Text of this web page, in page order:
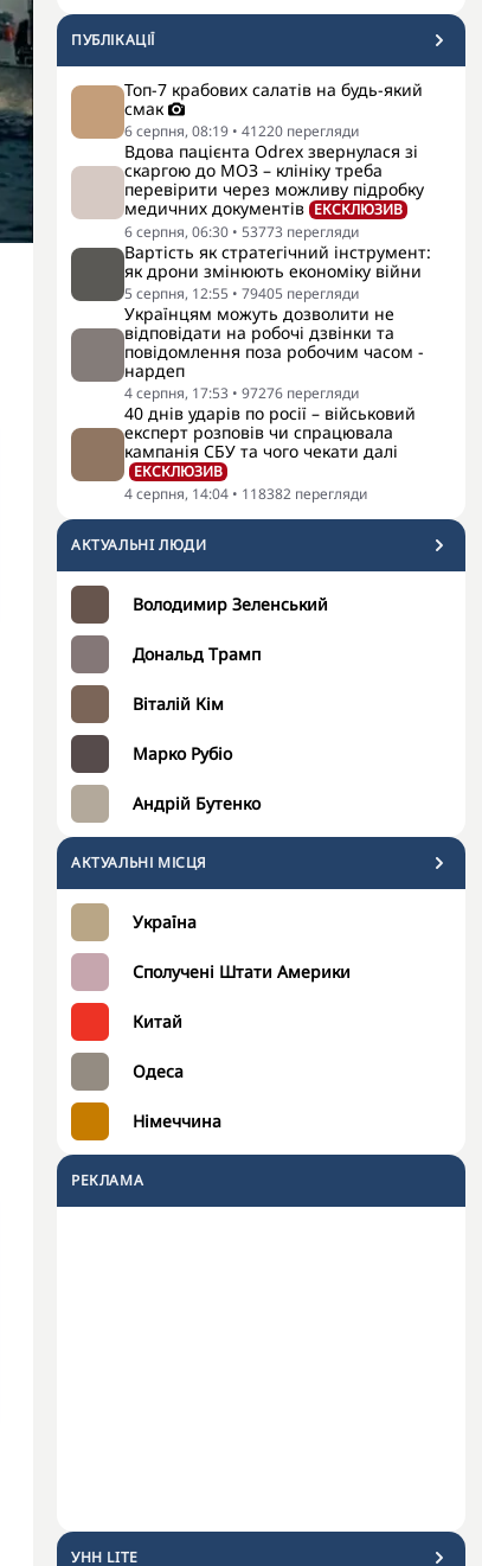
ПУБЛІКАЦІЇ
Топ-7 крабових салатів на будь-який
смак
6 серпня, 08:19 • 41220 перегляди
Вдова пацієнта Odrex звернулася зі
скаргою до МОЗ – клініку треба
перевірити через можливу підробку
медичних документів ЕКСКЛЮЗИВ
6 серпня, 06:30 • 53773 перегляди
Вартість як стратегічний інструмент:
як дрони змінюють економіку війни
5 серпня, 12:55 • 79405 перегляди
Українцям можуть дозволити не
відповідати на робочі дзвінки та
повідомлення поза робочим часом -
нардеп
4 серпня, 17:53 • 97276 перегляди
40 днів ударів по росії – військовий
експерт розповів чи спрацювала
кампанія СБУ та чого чекати далі
ЕКСКЛЮЗИВ
4 серпня, 14:04 • 118382 перегляди
АКТУАЛЬНI ЛЮДИ
Володимир Зеленський
Дональд Трамп
Віталій Кім
Марко Рубіо
Андрій Бутенко
АКТУАЛЬНІ МІСЦЯ
Україна
Сполучені Штати Америки
Китай
Одеса
Німеччина
РЕКЛАМА
УНН LITE